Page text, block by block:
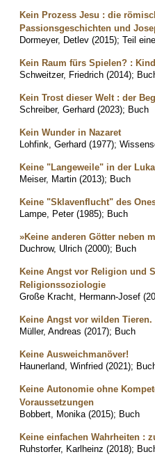
Kein Prozess Jesu : die
Passionsgeschichten und
Dormeyer, Detlev (2015); Teil
Kein Raum fürs Spielen? :
Schweitzer, Friedrich (2014);
Kein Trost dieser Welt : der
Schreiber, Gerhard (2023); Buch
Kein Wunder in Nazaret
Lohfink, Gerhard (1977);
Keine "Langeweile" in der
Meiser, Martin (2013); Buch
Keine "Sklavenflucht" des
Lampe, Peter (1985); Buch
»Keine anderen Götter neben
Duchrow, Ulrich (2000); Buch
Keine Angst vor Religion und
Religionssoziologie
Große Kracht, Hermann-Josef (
Keine Angst vor wilden
Müller, Andreas (2017); Buch
Keine Ausweichmanöver!
Haunerland, Winfried (2021);
Keine Autonomie ohne
Voraussetzungen
Bobbert, Monika (2015); Buch
Keine einfachen Wahrheiten :
Ruhstorfer, Karlheinz (2018);